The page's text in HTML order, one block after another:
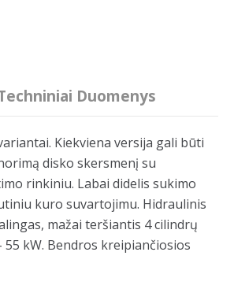
Duomenys
Kiekviena versija gali būti
disko skersmenį su
rinkiniu. Labai didelis sukimo
kuro suvartojimu. Hidraulinis
mažai teršiantis 4 cilindrų
55 kW. Bendros kreipiančiosios